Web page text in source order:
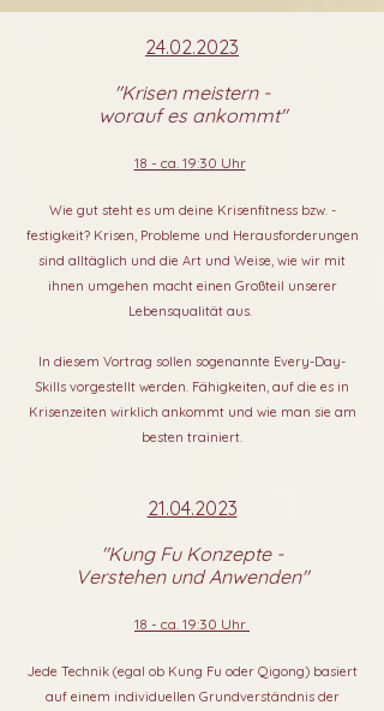
24.02.2023
"Krisen meistern -
worauf es ankommt"
18 - ca. 19:30 Uhr
Wie gut steht es um deine Krisenfitness bzw. -
festigkeit? Krisen, Probleme und Herausforderungen
sind alltäglich und die Art und Weise, wie wir mit
ihnen umgehen macht einen Großteil unserer
Lebensqualität aus.
In diesem Vortrag sollen sogenannte Every-Day-
Skills vorgestellt werden. Fähigkeiten, auf die es in
Krisenzeiten wirklich ankommt und wie man sie am
besten trainiert.
21.04.2023
"Kung Fu Konzepte -
Verstehen und Anwenden"
18 - ca. 19:30 Uhr
Jede Technik (egal ob Kung Fu oder Qigong) basiert
auf einem individuellen Grundverständnis der